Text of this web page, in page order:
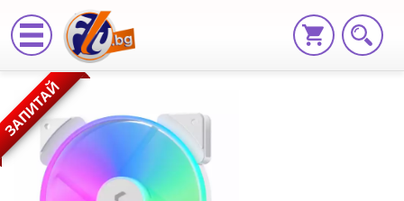
FD
140MM
AL-
14
ЗАПИТАЙ